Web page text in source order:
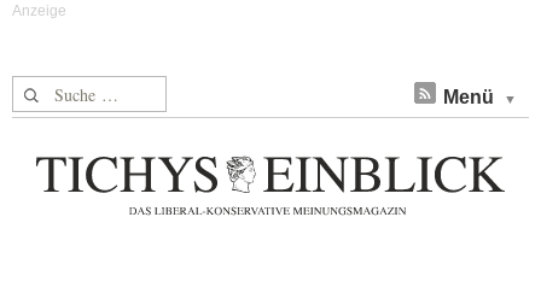
Suche nach: Menü